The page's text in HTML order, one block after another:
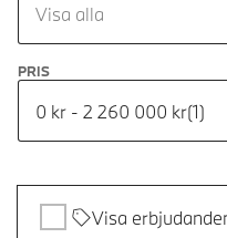
Visa alla
PRIS
0 kr - 2 260 000 kr(1)
Visa